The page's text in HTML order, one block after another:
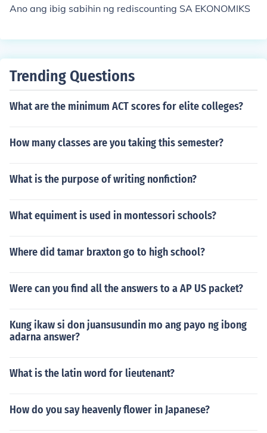
Ano ang ibig sabihin ng rediscounting SA EKONOMIKS
Trending Questions
What are the minimum ACT scores for elite colleges?
How many classes are you taking this semester?
What is the purpose of writing nonfiction?
What equiment is used in montessori schools?
Where did tamar braxton go to high school?
Were can you find all the answers to a AP US packet?
Kung ikaw si don juansusundin mo ang payo ng ibong
adarna answer?
What is the latin word for lieutenant?
How do you say heavenly flower in Japanese?